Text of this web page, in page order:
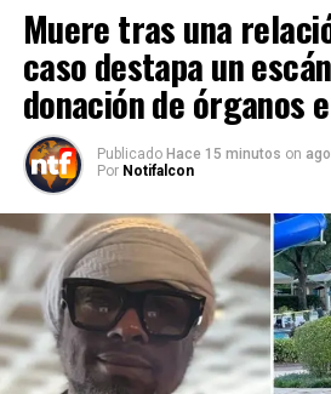
Muere tras una
caso destapa un
donación de órganos
Publicado Hace 15 minutos on
Por Notifalcon